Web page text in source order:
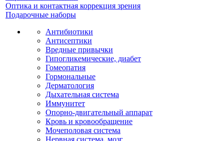
Оптика и контактная коррекция зрения
Подарочные наборы
Антибиотики
Антисептики
Вредные привычки
Гипогликемические, диабет
Гомеопатия
Гормональные
Дерматология
Дыхательная система
Иммунитет
Опорно-двигательный аппарат
Кровь и кровообращение
Мочеполовая система
Нервная система, мозг